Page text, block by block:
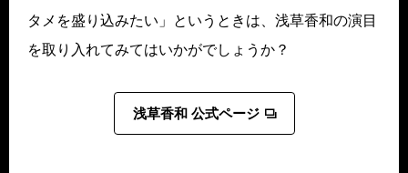
タメを盛り込みたい」というときは、浅草香和の演目
を取り入れてみてはいかがでしょうか？
浅草香和 公式ページ